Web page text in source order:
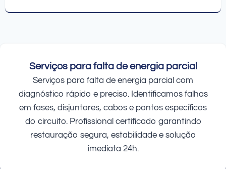
Serviços para falta de energia parcial
Serviços para falta de energia parcial com
diagnóstico rápido e preciso. Identificamos falhas
em fases, disjuntores, cabos e pontos específicos
do circuito. Profissional certificado garantindo
restauração segura, estabilidade e solução
imediata 24h.